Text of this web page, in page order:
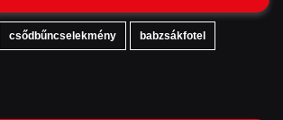
csődbűncselekmény babzsákfotel